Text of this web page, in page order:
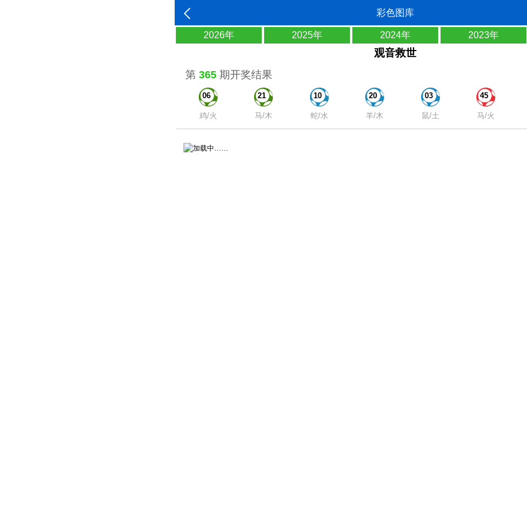
彩色图库
2026年 2025年 2024年 2023年
观音救世
第 365期开奖结果
06
鸡/火
21
马/木
10
蛇/水
20
羊/木
03
鼠/土
45
马/火